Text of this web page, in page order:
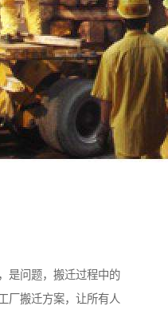
是问题，搬迁过程中的
厂搬迁方案，让所有人